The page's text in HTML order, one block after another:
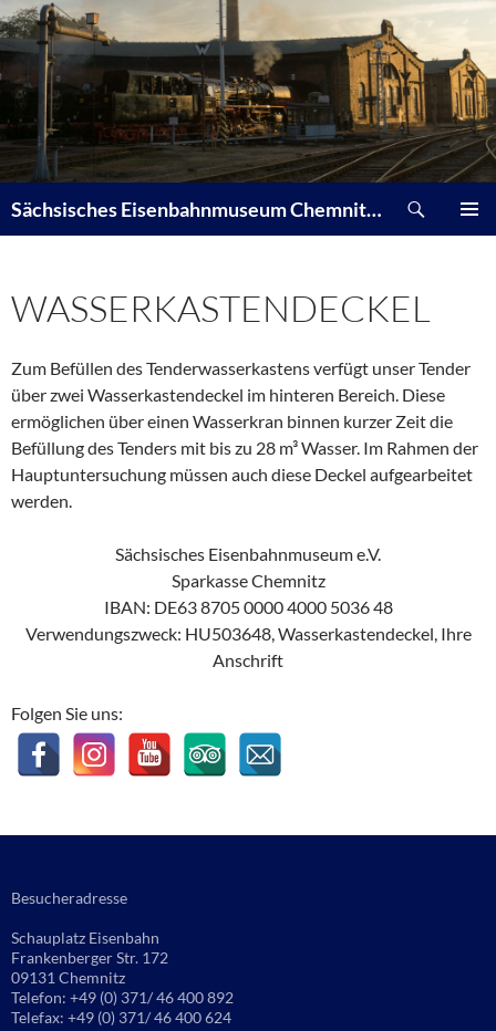
Zum
Inhalt
springen
Sächsisches Eisenbahnmuseum Chemnitz-Hilbersdorf e. V.
WASSERKASTENDECKEL
Zum Befüllen des Tenderwasserkastens verfügt unser Tender
über zwei Wasserkastendeckel im hinteren Bereich. Diese
ermöglichen über einen Wasserkran binnen kurzer Zeit die
Befüllung des Tenders mit bis zu 28 m³ Wasser. Im Rahmen der
Hauptuntersuchung müssen auch diese Deckel aufgearbeitet
werden.
Sächsisches Eisenbahnmuseum e.V.
Sparkasse Chemnitz
IBAN: DE63 8705 0000 4000 5036 48
Verwendungszweck: HU503648, Wasserkastendeckel, Ihre
Anschrift
Folgen Sie uns:
Besucheradresse
Schauplatz Eisenbahn
Frankenberger Str. 172
09131 Chemnitz
Telefon: +49 (0) 371/ 46 400 892
Telefax: +49 (0) 371/ 46 400 624